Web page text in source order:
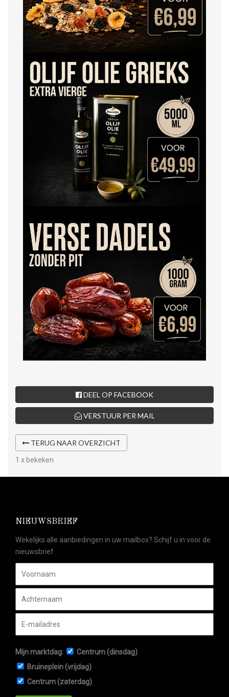
DEEL OP FACEBOOK
VERSTUUR PER MAIL
TERUG NAAR OVERZICHT
1 x bekeken
NIEUWSBRIEF
Wekelijks alle aanbiedingen in uw mailbox? Schijf u in voor de
nieuwsbrief.
Mijn marktdag:
Centrum (dinsdag)
Bruineplein (vrijdag)
Centrum (zaterdag)